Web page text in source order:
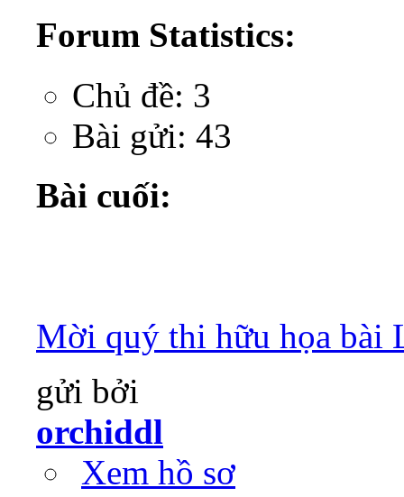
Forum Statistics:
Chủ đề: 3
Bài gửi: 43
Bài cuối:
Mời quý thi hữu họa bài
gửi bởi
orchiddl
Xem hồ sơ